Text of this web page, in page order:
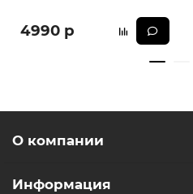
4990 р
О компании
Информация